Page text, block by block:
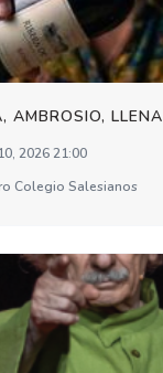
AMBROSIO, LLENA
2026 21:00
Colegio Salesianos